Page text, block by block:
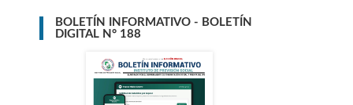
BOLETÍN INFORMATIVO - BOLETÍN
DIGITAL N° 188